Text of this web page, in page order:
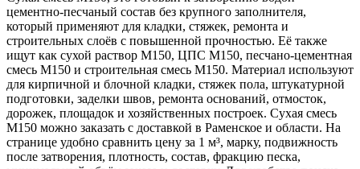
цементно-песчаный состав без крупного заполнителя,
который применяют для кладки, стяжек, ремонта и
строительных слоёв с повышенной прочностью. Её также
ищут как сухой раствор М150, ЦПС М150, песчано-цементная
смесь М150 и строительная смесь М150. Материал используют
для кирпичной и блочной кладки, стяжек пола, штукатурной
подготовки, заделки швов, ремонта оснований, отмосток,
дорожек, площадок и хозяйственных построек. Сухая смесь
М150 можно заказать с доставкой в Раменское и области. На
странице удобно сравнить цену за 1 м³, марку, подвижность
после затворения, плотность, состав, фракцию песка,